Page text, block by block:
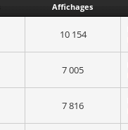
Affichages
10 154
7 005
7 816